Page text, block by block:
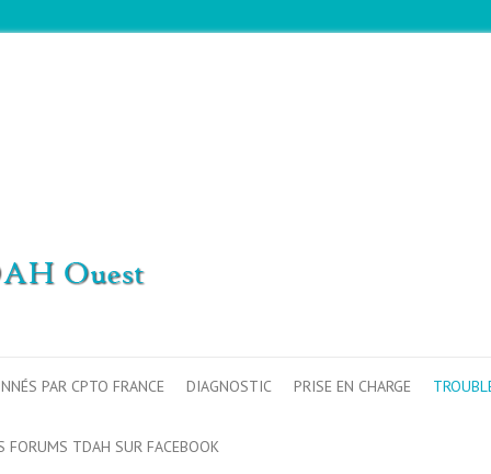
PAR CPTO FRANCE DIAGNOSTIC PRISE EN CHARGE
FORUMS TDAH SUR FACEBOOK